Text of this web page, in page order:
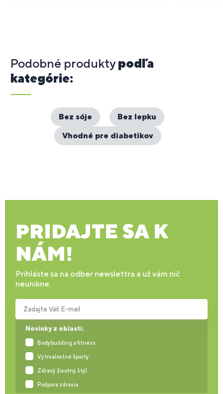
Podobné produktypodľa
kategórie:
Bez sóje
Bez lepku
Vhodné pre diabetikov
PRIDAJTE SA K
NÁM!
Prihláste sa na odber newslettra a už vám nič
neunikne.
Novinky z oblasti:
Bodybuilding a fitness
Vytrvalostné športy
Zdravý životný štýl
Podpora zdravia
Zadajte Váš E-mail